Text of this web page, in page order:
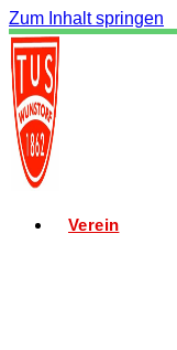
Zum Inhalt springen
Verein